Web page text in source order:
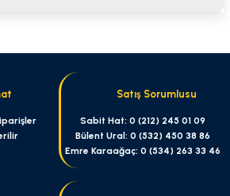
teşekkür ederiz.
veya görüntülenemiyor.
bilgiler bulunuyor.
daha pahalı.
Satış Sorumlusu
Sabit Hat: 0 (212) 245 01 09
Bülent Ural: 0 (532) 450 38 86
Emre Karaağaç: 0 (534) 263 33 46